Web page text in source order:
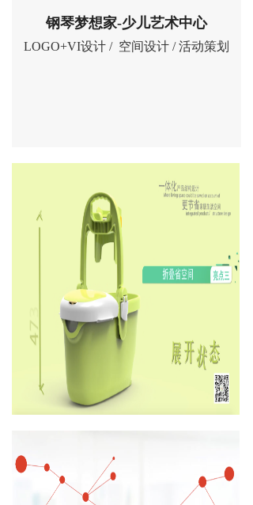
钢琴梦想家-少儿艺术中心
LOGO+VI设计 / 空间设计 / 活动策划